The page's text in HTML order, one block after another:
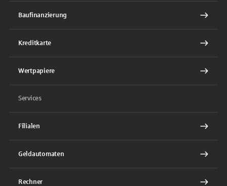
Baufinanzierung
Kreditkarte
Wertpapiere
Services
Filialen
Geldautomaten
Rechner